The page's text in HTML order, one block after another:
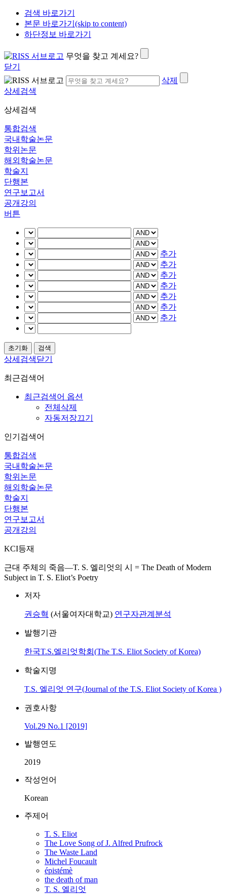
검색 바로가기
본문 바로가기(skip to content)
하단정보 바로가기
무엇을 찾고 계세요?
닫기
삭제
상세검색
상세검색
통합검색
국내학술논문
학위논문
해외학술논문
학술지
단행본
연구보고서
공개강의
버튼
추가
추가
추가
추가
추가
추가
추가
상세검색닫기
최근검색어
최근검색어 옵션
전체삭제
자동저장끄기
인기검색어
통합검색
국내학술논문
학위논문
해외학술논문
학술지
단행본
연구보고서
공개강의
KCI등재
근대 주체의 죽음―T. S. 엘리엇의 시 = The Death of Modern
Subject in T. S. Eliot’s Poetry
저자
권승혁 (서울여자대학교) 연구자관계분석
발행기관
한국T.S.엘리엇학회(The T.S. Eliot Society of Korea)
학술지명
T.S. 엘리엇 연구(Journal of the T.S. Eliot Society of Korea )
권호사항
Vol.29 No.1 [2019]
발행연도
2019
작성언어
Korean
주제어
T. S. Eliot
The Love Song of J. Alfred Prufrock
The Waste Land
Michel Foucault
épistémè
the death of man
T. S. 엘리엇